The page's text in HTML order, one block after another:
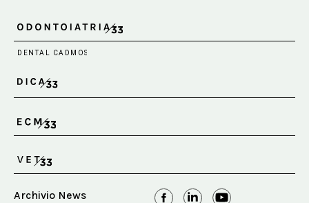
Archivio News